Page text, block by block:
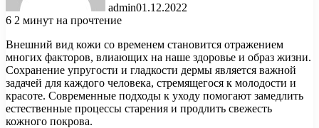
admin01.12.2022
6 2 минут на прочтение
Внешний вид кожи со временем становится отражением
многих факторов, влиающих на наше здоровье и образ жизни.
Сохранение упругости и гладкости дермы является важной
задачей для каждого человека, стремящегося к молодости и
красоте. Современные подходы к уходу помогают замедлить
естественные процессы старения и продлить свежесть
кожного покрова.